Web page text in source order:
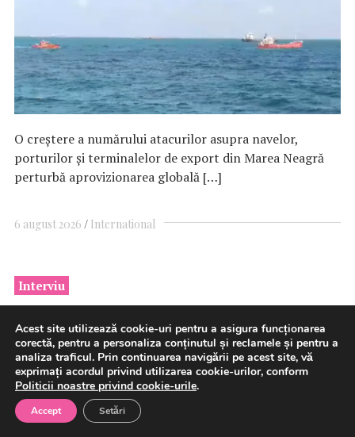
O creştere a numărului atacurilor asupra navelor,
porturilor şi terminalelor de export din Marea Neagră
perturbă aprovizionarea globală […]
6 august 2026 International
Interviu
Roxana Gureanu, CEO Parapet:
Provocarea României nu mai
este producția de energie
regenerabilă, ci capacitatea de a
o stoca și integra în sistem
Acest site utilizează cookie-uri pentru a asigura funcționarea
corectă, pentru a personaliza conținutul și reclamele și pentru a
analiza traficul. Prin continuarea navigării pe acest site, vă
exprimați acordul privind utilizarea cookie-urilor, conform
Politicii noastre privind cookie-urile.
Accept Setări